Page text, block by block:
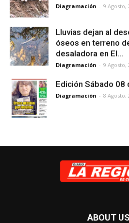
Diagramación - 9 Agosto,
Lluvias dejan al
óseos en terreno
desaladora en El...
Diagramación - 9 Agosto,
Edición Sábado 08
Diagramación - 8 Agosto,
ABOUT US